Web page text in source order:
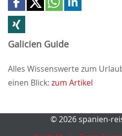
Galicien Guide
Alles Wissenswerte zum
einen Blick: zum Artikel
© 2026 spanien-